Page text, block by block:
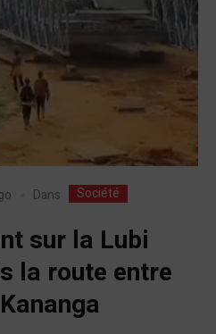
Dans Société
sur la Lubi
la route entre